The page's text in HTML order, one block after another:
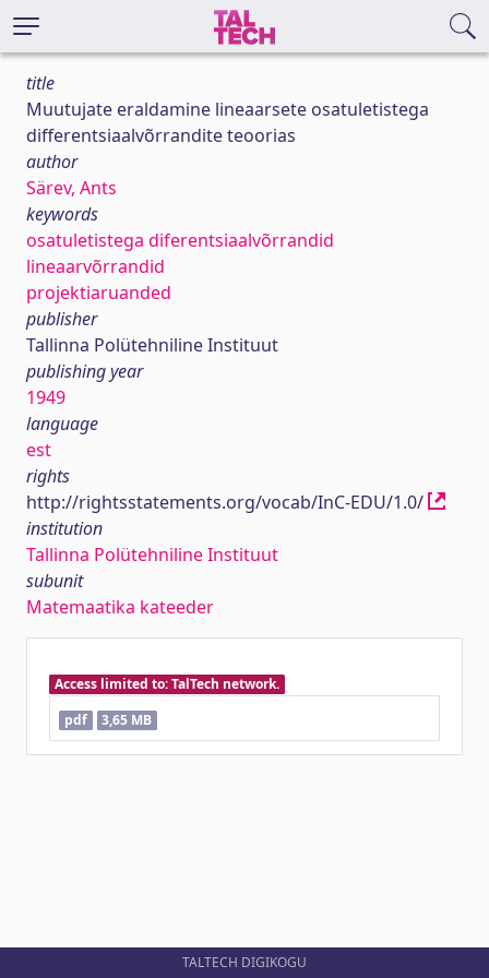
title
Muutujate eraldamine lineaarsete osatuletistega
differentsiaalvõrrandite teoorias
author
Särev, Ants
keywords
osatuletistega diferentsiaalvõrrandid
lineaarvõrrandid
projektiaruanded
publisher
Tallinna Polütehniline Instituut
publishing year
1949
language
est
rights
http://rightsstatements.org/vocab/InC-EDU/1.0/
institution
Tallinna Polütehniline Instituut
subunit
Matemaatika kateeder
Access limited to: TalTech network.
pdf
3,65 MB
TALTECH DIGIKOGU